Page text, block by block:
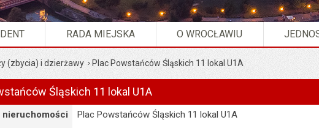
RADA MIEJSKA O WROCŁAWIU
(zbycia) i dzierżawy Plac Powstańców Śląskich 11 lokal U1A
Śląskich 11 lokal U1A
nieruchomości
Plac Powstańców Śląskich 11 lokal U1A